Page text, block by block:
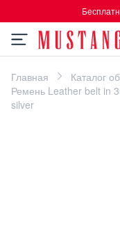
Главная Каталог
Ремень Leather belt in
silver